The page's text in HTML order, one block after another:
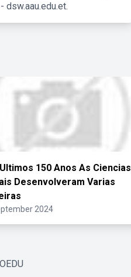
150 Anos As Ciencias
Desenvolveram Varias
2024